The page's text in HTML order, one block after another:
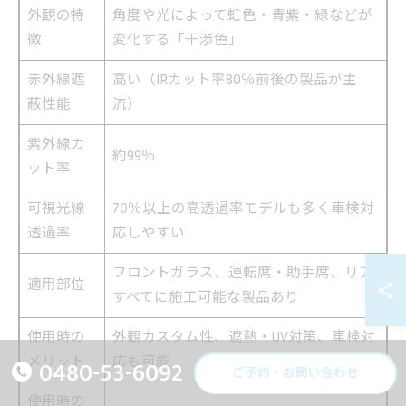
外観の特
徴
角度や光によって虹色・青紫・緑などが
変化する「干渉色」
赤外線遮
蔽性能
高い（IRカット率80％前後の製品が主
流）
紫外線カ
ット率
約99％
可視光線
透過率
70％以上の高透過率モデルも多く車検対
応しやすい
適用部位
フロントガラス、運転席・助手席、リア
すべてに施工可能な製品あり
使用時の
メリット
外観カスタム性、遮熱・UV対策、車検対
応も可能
0480-53-6092 ご予約・お問い合わせ